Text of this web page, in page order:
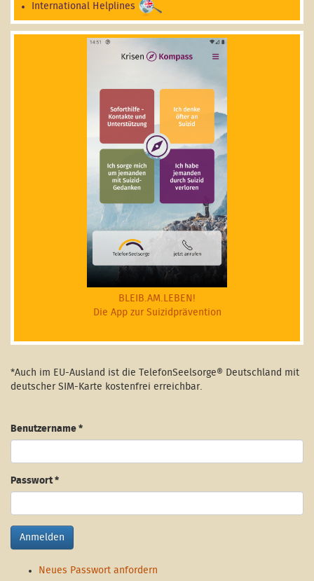
International Helplines
BLEIB.AM.LEBEN!
Die App zur Suizidprävention
*Auch im EU-Ausland ist die TelefonSeelsorge® Deutschland mit
deutscher SIM-Karte kostenfrei erreichbar.
Benutzername *
Passwort*
Anmelden
Neues Passwort anfordern